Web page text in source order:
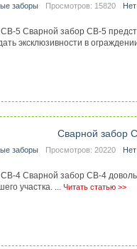
заборы Просмотров: 15820
5 Сварной забор СВ-5
эксклюзивности в
Сварной забор
заборы Просмотров: 20220
4 Сварной забор СВ-4
участка. ... Читать статью >>